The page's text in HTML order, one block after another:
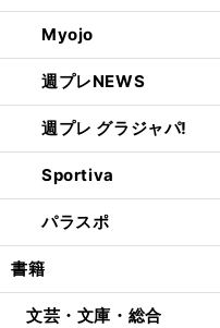
Myojo
週プレNEWS
週プレ グラジャパ!
Sportiva
パラスポ
書籍
文芸・文庫・総合